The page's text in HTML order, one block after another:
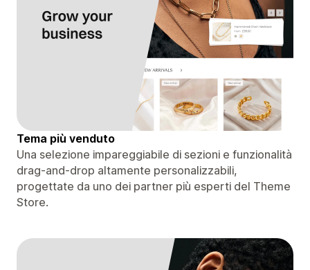
Tema più venduto
Una selezione impareggiabile di sezioni e funzionalità
drag-and-drop altamente personalizzabili,
progettate da uno dei partner più esperti del Theme
Store.